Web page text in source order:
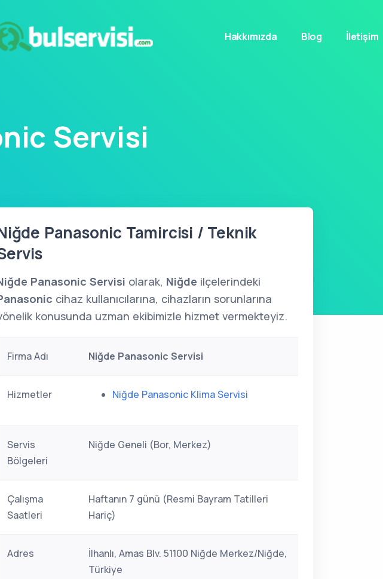
Hakkımızda Blog İletişim
Servisi
Panasonic Tamircisi / Teknik
Panasonic Servisi olarak, Niğde ilçelerindeki
cihaz kullanıcılarına, cihazların sorunlarına
konusunda uzman ekibimizle hizmet vermekteyiz.
Firma Adı Niğde Panasonic Servisi
Hizmetler Niğde Panasonic Klima Servisi
Servis
Bölgeleri
Niğde Geneli (Bor, Merkez)
Çalışma
Saatleri
Haftanın 7 günü (Resmi Bayram Tatilleri
Hariç)
Adres
İlhanlı, Amas Blv. 51100 Niğde Merkez/Niğde,
Türkiye